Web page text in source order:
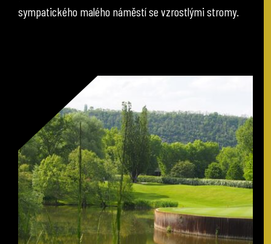
sympatického malého náměstí se vzrostlými stromy.